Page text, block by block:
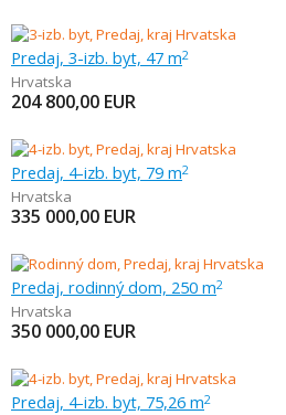
Predaj, 3-izb. byt, 47 m2
Hrvatska
204 800,00 EUR
Predaj, 4-izb. byt, 79 m2
Hrvatska
335 000,00 EUR
Predaj, rodinný dom, 250 m2
Hrvatska
350 000,00 EUR
Predaj, 4-izb. byt, 75,26 m2